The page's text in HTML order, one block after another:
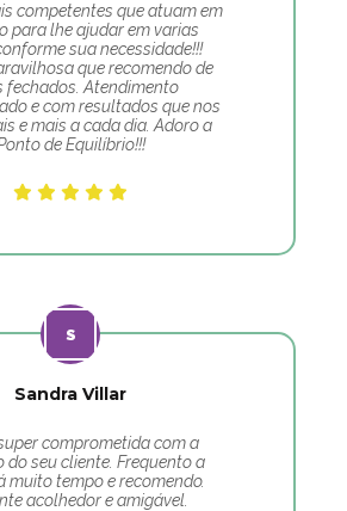
competentes que atuam em
para lhe ajudar em varias
sua necessidade!!!
que recomendo de
fechados. Atendimento
e com resultados que nos
e mais a cada dia. Adoro a
de Equilíbrio!!!
Sandra Villar
comprometida com a
do seu cliente. Frequento a
muito tempo e recomendo.
acolhedor e amigável.